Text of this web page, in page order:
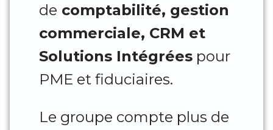
de comptabilité, gestion
commerciale, CRM et
Solutions Intégrées pour
PME et fiduciaires.
Le groupe compte plus de